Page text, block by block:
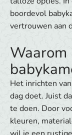
boordevol
vertrouwen aan
Waarom
Het inrichten
dag doet. Juist
te doen. Door
kleuren,